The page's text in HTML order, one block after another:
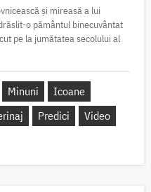
și mireasă a lui
o pământul binecuvântat
pe la jumătatea secolului al
Minuni
Icoane
Predici
Video